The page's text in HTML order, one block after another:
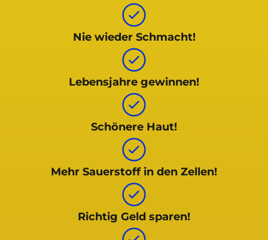
Nie wieder Schmacht!
Lebensjahre gewinnen!
Schönere Haut!
Mehr Sauerstoff in den Zellen!
Richtig Geld sparen!